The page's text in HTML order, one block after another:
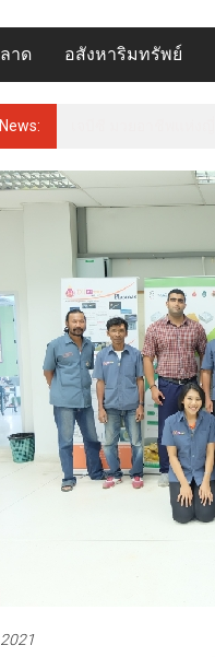
าด อสังหาริมทรัพย์